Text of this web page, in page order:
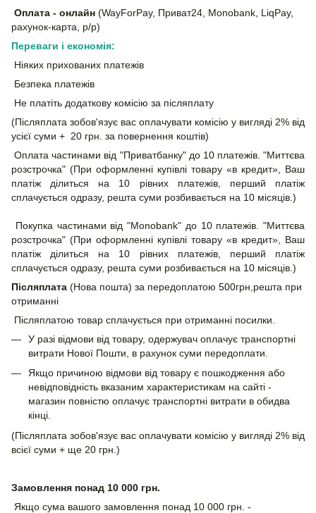
Оплата - онлайн (WayForPay, Приват24, Monobank, LiqPay,
рахунок-карта, р/р)
Переваги і економія:
Ніяких прихованих платежів
Безпека платежів
Не платіть додаткову комісію за післяплату
(Післяплата зобов'язує вас оплачувати комісію у вигляді 2% від
усієї суми + 20 грн. за повернення коштів)
Оплата частинами від "Приватбанку" до 10 платежів. "Миттєва
розстрочка" (При оформленні купівлі товару «в кредит», Ваш
платіж ділиться на 10 рівних платежів, перший платіж
сплачується одразу, решта суми розбивається на 10 місяців.)
Покупка частинами від "Monobank" до 10 платежів. "Миттєва
розстрочка" (При оформленні купівлі товару «в кредит», Ваш
платіж ділиться на 10 рівних платежів, перший платіж
сплачується одразу, решта суми розбивається на 10 місяців.)
Післяплата (Нова пошта) за передоплатою 500грн,решта при
отриманні
Післяплатою товар сплачується при отриманні посилки.
У разі відмови від товару, одержувач оплачує транспортні
витрати Нової Пошти, в рахунок суми передоплати.
Якщо причиною відмови від товару є пошкодження або
невідповідність вказаним характеристикам на сайті -
магазин повністю оплачує транспортні витрати в обидва
кінці.
(Післяплата зобов'язує вас оплачувати комісію у вигляді 2% від
всієї суми + ще 20 грн.)
Замовлення понад 10 000 грн.
Якщо сума вашого замовлення понад 10 000 грн. -